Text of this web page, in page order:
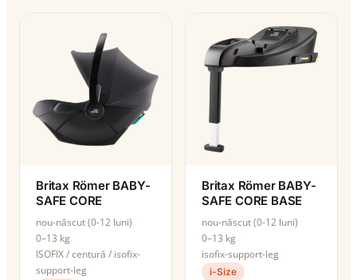
Britax Römer BABY-
SAFE CORE
nou-născut (0-12 luni)
0–13 kg
ISOFIX / centură / isofix-
support-leg
Britax Römer BABY-
SAFE CORE BASE
nou-născut (0-12 luni)
0–13 kg
isofix-support-leg
i-Size